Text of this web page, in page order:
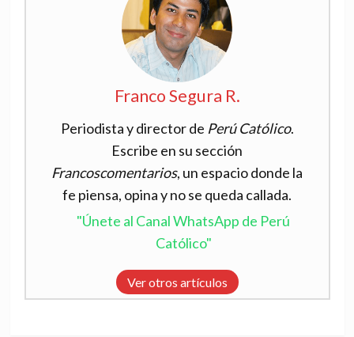
Franco Segura R.
Periodista y director de Perú Católico.
Escribe en su sección
Francoscomentarios, un espacio donde la
fe piensa, opina y no se queda callada.
"Únete al Canal WhatsApp de Perú
Católico"
Ver otros artículos